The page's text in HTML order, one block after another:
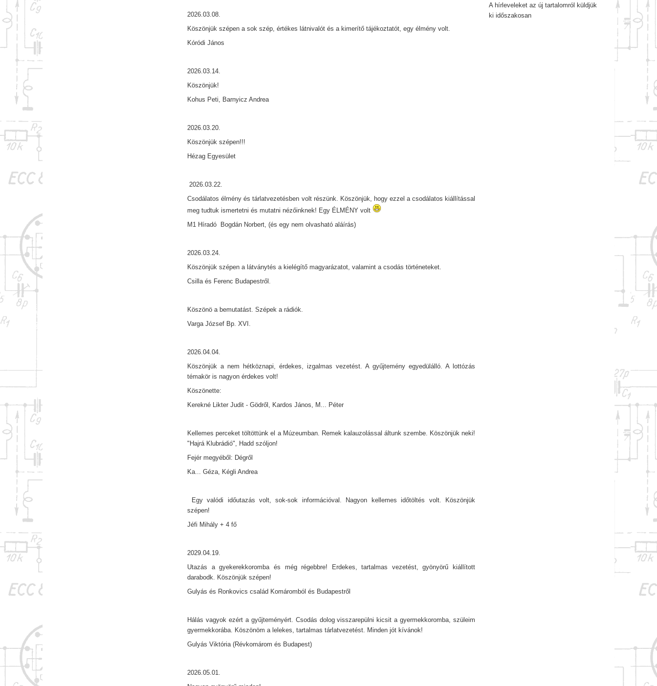
2026.03.08.
Köszönjük szépen a sok szép, értékes látnivalót és a kimerítő tájékoztatót, egy élmény volt.
Kóródi János
2026.03.14.
Köszönjük!
Kohus Peti, Barnyicz Andrea
2026.03.20.
Köszönjük szépen!!!
Hézag Egyesület
2026.03.22.
Csodálatos élmény és tárlatvezetésben volt részünk. Köszönjük, hogy ezzel a csodálatos kiállítással
meg tudtuk ismertetni és mutatni nézőinknek! Egy ÉLMÉNY volt
M1 Híradó Bogdán Norbert, (és egy nem olvasható aláírás)
2026.03.24.
Köszönjük szépen a látványtés a kielégítő magyarázatot, valamint a csodás történeteket.
Csilla és Ferenc Budapestről.
Köszönö a bemutatást. Szépek a rádiók.
Varga József Bp. XVI.
2026.04.04.
Köszönjük a nem hétköznapi, érdekes, izgalmas vezetést. A gyűjtemény egyedülálló. A lottózás
témakör is nagyon érdekes volt!
Köszönette:
Kerekné Likter Judit - Gödről, Kardos János, M... Péter
Kellemes perceket töltöttünk el a Múzeumban. Remek kalauzolással áltunk szembe. Köszönjük neki!
"Hajrá Klubrádió", Hadd szóljon!
Fejér megyéből: Dégről
Ka... Géza, Kégli Andrea
Egy valódi időutazás volt, sok-sok információval. Nagyon kellemes időtöltés volt. Köszönjük
szépen!
Jéfi Mihály + 4 fő
2029.04.19.
Utazás a gyekerekkoromba és még régebbre! Erdekes, tartalmas vezetést, gyönyörű kiállított
darabodk. Köszönjük szépen!
Gulyás és Ronkovics család Komáromból és Budapestről
Hálás vagyok ezért a gyűjteményért. Csodás dolog visszarepülni kicsit a gyermekkoromba, szüleim
gyermekkorába. Köszönöm a lelekes, tartalmas tárlatvezetést. Minden jót kívánok!
Gulyás Viktória (Révkomárom és Budapest)
2026.05.01.
A hírleveleket az új tartalomról küldjük
ki időszakosan